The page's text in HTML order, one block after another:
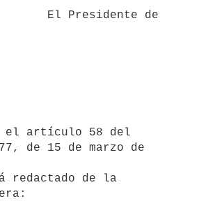
de 15 de marzo de
redactado de la